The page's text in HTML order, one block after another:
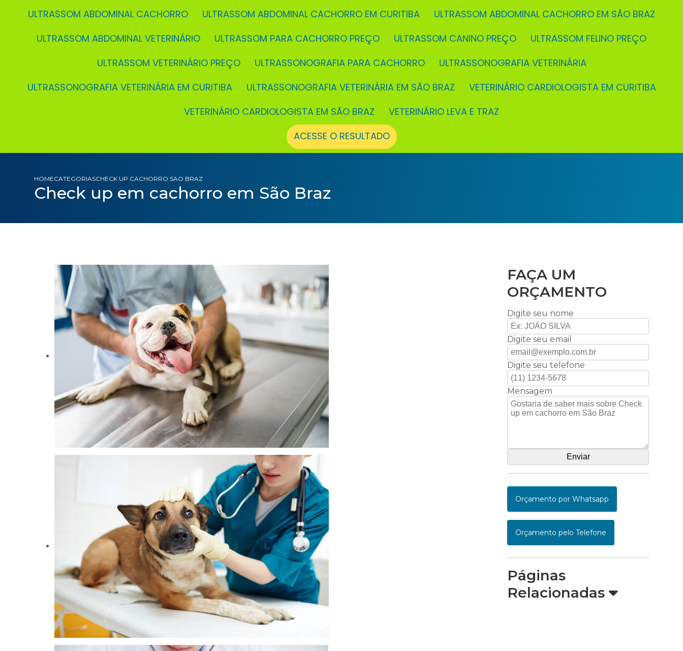
ULTRASSOM ABDOMINAL CACHORRO
ULTRASSOM ABDOMINAL CACHORRO EM CURITIBA
ULTRASSOM ABDOMINAL CACHORRO EM SÃO BRAZ
ULTRASSOM ABDOMINAL VETERINÁRIO
ULTRASSOM PARA CACHORRO PREÇO ULTRASSOM CANINO PREÇO
ULTRASSOM FELINO PREÇO
ULTRASSOM VETERINÁRIO PREÇO
ULTRASSONOGRAFIA PARA CACHORRO
ULTRASSONOGRAFIA VETERINÁRIA
ULTRASSONOGRAFIA VETERINÁRIA EM CURITIBA
ULTRASSONOGRAFIA VETERINÁRIA EM SÃO BRAZ
VETERINÁRIO CARDIOLOGISTA EM CURITIBA
VETERINÁRIO CARDIOLOGISTA EM SÃO BRAZ
VETERINÁRIO LEVA E TRAZ
ACESSE O RESULTADO
HOMECATEGORIASCHECK UP CACHORRO SAO BRAZ
Check up em cachorro em São Braz
FAÇA UM
ORÇAMENTO
Digite seu nome
Digite seu email
Digite seu telefone
Mensagem
Orçamento por Whatsapp
Orçamento pelo Telefone
Páginas
Relacionadas